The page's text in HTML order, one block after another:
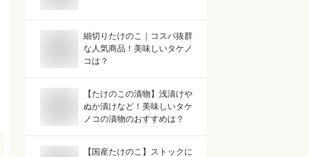
細切りたけのこ｜コスパ抜群
な人気商品！美味しいタケノ
コは？
【たけのこの漬物】浅漬けや
ぬか漬けなど！美味しいタケ
ノコの漬物のおすすめは？
【国産たけのこ】ストックに